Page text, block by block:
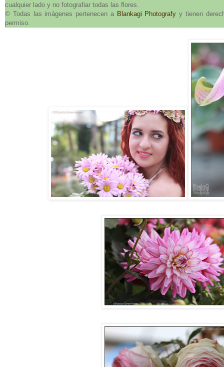
cualquier lado y no fotografiar todas las flores.
© Todas las imágenes pertenecen a Blankagi Photografy y tienen
permiso.